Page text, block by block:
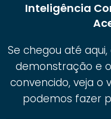
Inteligência
Se chegou até
demonstração e
convencido, veja o
podemos fazer